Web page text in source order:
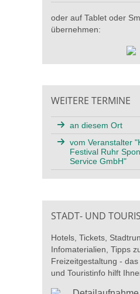
oder auf Tablet oder
übernehmen:
WEITERE TERMINE
an diesem Ort
vom Veranstalter
Festival Ruhr
Service GmbH"
STADT- UND
Hotels, Tickets,
Infomaterialien, Tipps
Freizeitgestaltung -
und Touristinfo hilft